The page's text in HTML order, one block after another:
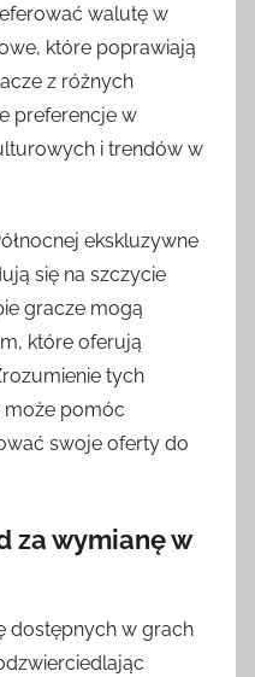
walutę w
które poprawiają
z różnych
preferencje w
i trendów w
ekskluzywne
się na szczycie
gracze mogą
które oferują
tych
pomóc
swoje oferty do
za wymianę w
dostępnych w grach